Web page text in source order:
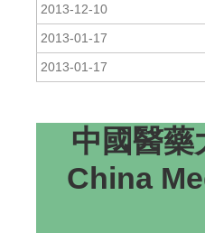
2013-12-10
2013-01-17
2013-01-17
中國醫藥
China